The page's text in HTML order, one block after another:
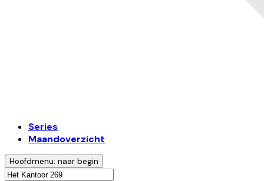
Series
Maandoverzicht
Hoofdmenu: naar begin